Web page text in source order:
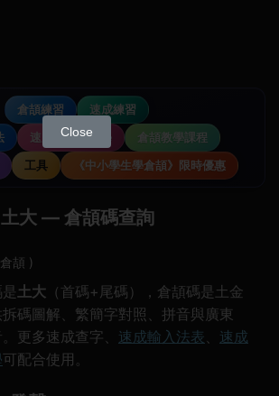
倉頡練習
速成練習
速成輸入法教學
倉頡教學課程
工具 《中小學生學倉頡》限時優惠
土大 — 倉頡碼查詢
頡 )
土大 （首碼+尾碼），倉頡碼是土金
碼圖解、繁簡字對照、拼音與廣東
更多速成查字、 速成輸入法表、 速成
可配合使用。
Close